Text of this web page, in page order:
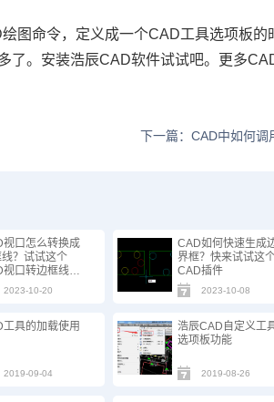
绘图命令，定义成一个CAD工具选项板的
了。安装浩辰CAD软件试试吧。更多
下一篇：CAD中如何调
视口怎么转换成
？试试这个
视口转边框线插
2023-10-20
CAD如何快速生成
界框？快来试试这
CAD插件
2023-10-08
工具的加载使用
2019-09-04
浩辰CAD自定义工
选项板功能
2019-08-26